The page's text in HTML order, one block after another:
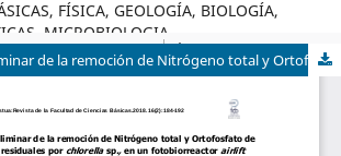
FÍSICA, GEOLOGÍA, BIOLOGÍA,
MICROBIOLOGIA
Evaluación preliminar de la remoción de Nitrógeno total y Ortofosfato de aguas residuales por chlorella sp., en un fotobiorreactor airlift